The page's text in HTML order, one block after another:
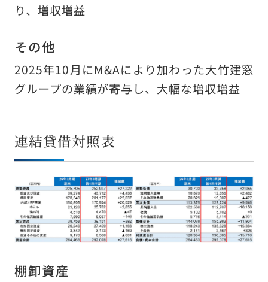
り、増収増益
その他
2025年10月にM&Aにより加わった大竹建窓
グループの業績が寄与し、大幅な増収増益
連結貸借対照表
棚卸資産